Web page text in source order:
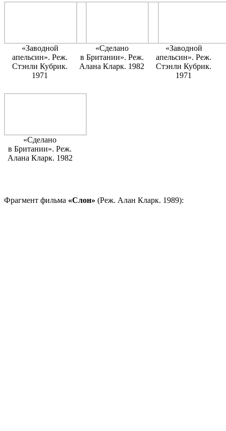
«Заводной
апельсин». Реж.
Стэнли Кубрик.
1971
«Сделано
в Британии». Реж.
Алана Кларк. 1982
«Заводной
апельсин». Реж.
Стэнли Кубрик.
1971
«Сделано
в Британии». Реж.
Алана Кларк. 1982
Фрагмент фильма «Слон» (Реж. Алан Кларк. 1989):